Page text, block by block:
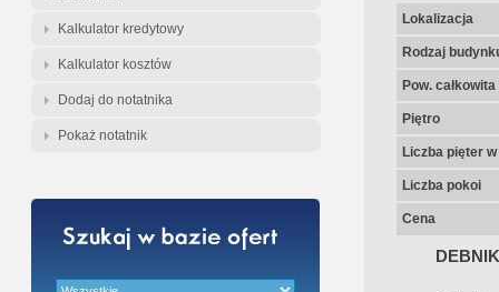
Kalkulator kredytowy
Kalkulator kosztów
Dodaj do notatnika
Pokaż notatnik
Lokalizacja
Rodzaj
Pow.
Piętro
Liczba pięter
Liczba pokoi
Cena